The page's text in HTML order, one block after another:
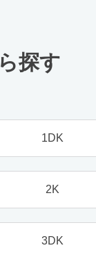
探す
1DK
2K
3DK